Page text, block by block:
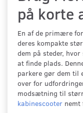
på korte
En af de primære
deres kompakte
dem på steder,
at finde plads.
parkere gør dem til
over for
modsætning til
kabinescooter nemt